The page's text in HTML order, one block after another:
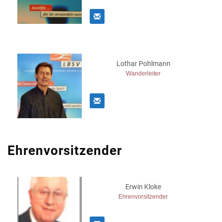
Lothar Pohlmann
Wanderleiter
Ehrenvorsitzender
Erwin Kloke
Ehrenvorsitzender